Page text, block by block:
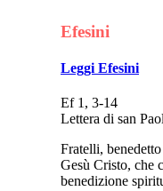
Efesini
Leggi Efesini
Ef 1, 3-14
Lettera di san
Fratelli,
Gesù Cristo, che
benedizione